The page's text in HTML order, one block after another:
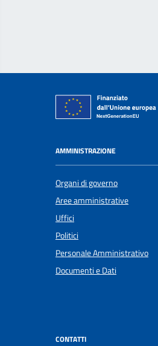
AMMINISTRAZIONE
Organi di governo
Aree amministrative
Uffici
Politici
Personale Amministrativo
Documenti e Dati
CONTATTI